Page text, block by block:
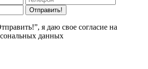
Отправить!
я даю свое согласие на
данных